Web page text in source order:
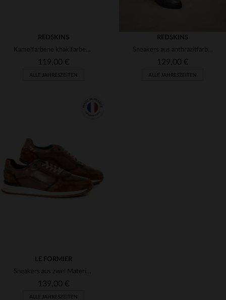
VERFÜGBARE GRÖSSEN
REDSKINS
Kamelfarbene khakifarbene Turnschuhe
119,00 €
ALLE JAHRESZEITEN
REDSKINS
Sneakers aus anthrazitfarbenem Leder
129,00 €
ALLE JAHRESZEITEN
LE FORMIER
Sneakers aus zwei Materialien aus Leder
139,00 €
ALLE JAHRESZEITEN